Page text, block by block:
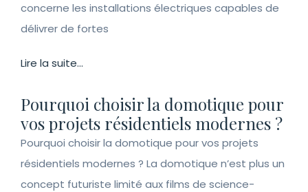
concerne les installations électriques capables de
délivrer de fortes
Lire la suite...
Pourquoi choisir la domotique pour
vos projets résidentiels modernes ?
Pourquoi choisir la domotique pour vos projets
résidentiels modernes ? La domotique n’est plus un
concept futuriste limité aux films de science-